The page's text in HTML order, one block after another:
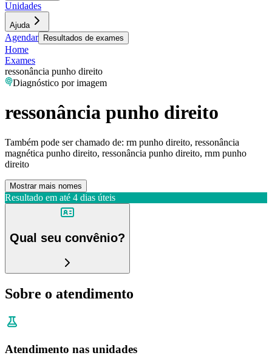
Unidades
Ajuda
Agendar Resultados de exames
Home
Exames
ressonância punho direito
Diagnóstico por imagem
ressonância punho direito
Também pode ser chamado de: rm punho direito, ressonância
magnética punho direito, ressonância punho direito, rnm punho
direito
Mostrar mais nomes
Resultado em até 4 dias úteis
Qual seu convênio?
Sobre o atendimento
Atendimento nas unidades